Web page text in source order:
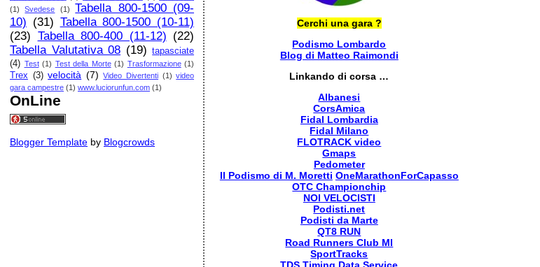
(1)
Svedese (1)
Tabella 800-1500 (09-
10) (31) Tabella 800-1500 (10-11)
(23) Tabella 800-400 (11-12) (22)
Tabella Valutativa 08 (19) tapasciate
(4) Test (1) Test della Morte (1) Trasformazione (1)
Trex (3) velocità (7) Video Divertenti (1) video
gara campestre (1) www.luciorunfun.com (1)
OnLine
Blogger Template by Blogcrowds
Cerchi una gara ?
Podismo Lombardo
Blog di Matteo Raimondi
Linkando di corsa …
Albanesi
CorsAmica
Fidal Lombardia
Fidal Milano
FLOTRACK video
Gmaps
Pedometer
Il Podismo di M. Moretti OneMarathonForCapasso
OTC Championchip
NOI VELOCISTI
Podisti.net
Podisti da Marte
QT8 RUN
Road Runners Club MI
SportTracks